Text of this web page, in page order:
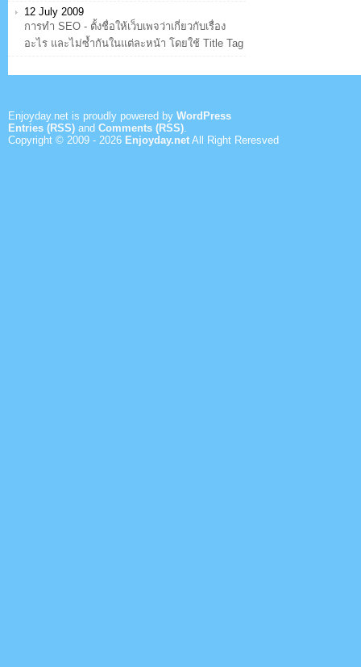
12 July 2009
การทำ SEO - ตั้งชื่อให้เว็บเพจว่าเกี่ยวกับเรื่อง
อะไร และไม่ซ้ำกันในแต่ละหน้า โดยใช้ Title Tag
Enjoyday.net is proudly powered by WordPress
Entries (RSS) and Comments (RSS).
Copyright © 2009 - 2026 Enjoyday.net All Right Reresved